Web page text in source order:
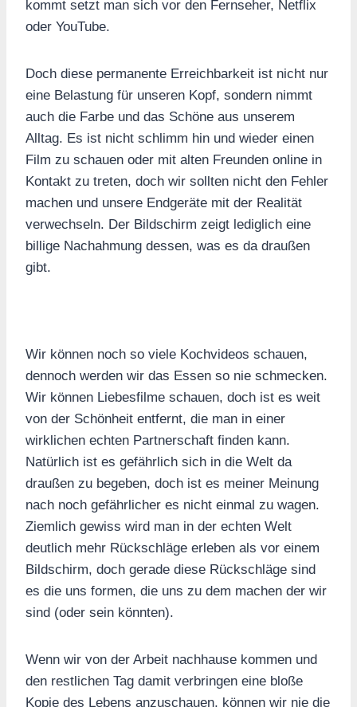
kommt setzt man sich vor den Fernseher, Netflix
oder YouTube.
Doch diese permanente Erreichbarkeit ist nicht nur
eine Belastung für unseren Kopf, sondern nimmt
auch die Farbe und das Schöne aus unserem
Alltag. Es ist nicht schlimm hin und wieder einen
Film zu schauen oder mit alten Freunden online in
Kontakt zu treten, doch wir sollten nicht den Fehler
machen und unsere Endgeräte mit der Realität
verwechseln. Der Bildschirm zeigt lediglich eine
billige Nachahmung dessen, was es da draußen
gibt.
Wir können noch so viele Kochvideos schauen,
dennoch werden wir das Essen so nie schmecken.
Wir können Liebesfilme schauen, doch ist es weit
von der Schönheit entfernt, die man in einer
wirklichen echten Partnerschaft finden kann.
Natürlich ist es gefährlich sich in die Welt da
draußen zu begeben, doch ist es meiner Meinung
nach noch gefährlicher es nicht einmal zu wagen.
Ziemlich gewiss wird man in der echten Welt
deutlich mehr Rückschläge erleben als vor einem
Bildschirm, doch gerade diese Rückschläge sind
es die uns formen, die uns zu dem machen der wir
sind (oder sein könnten).
Wenn wir von der Arbeit nachhause kommen und
den restlichen Tag damit verbringen eine bloße
Kopie des Lebens anzuschauen, können wir nie die